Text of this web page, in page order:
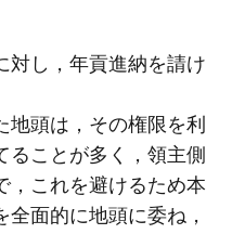
対し，年貢進納を請け
頭は，その権限を利
ることが多く，領主側
，これを避けるため本
面的に地頭に委ね，